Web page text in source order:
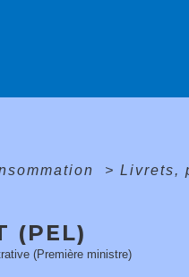
> Livrets,
(PEL)
(Première ministre)